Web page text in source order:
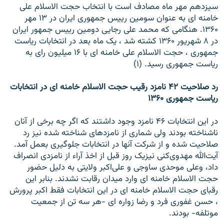
زبان‌های دیگر
سيزدهم مهر ماه مصادف است با انتخاب حجت الاسلام علی
خامنه ای به عنوان سومين رييس جمهوری ايران در ۱۳ مهر
۱۳۶۰. هنگامی که محمد علی رجايی دومين رييس جمهور ايران
در ۸ شهريور ۱۳۶۰ کشته شد ، يک ماه بعد در انتخابات رياست
جمهوری ، حجت الاسلام علی خامنه ای با ۱۶ ميليون رای به
رياست جمهوری رسيد. (۱)
رد صلاحيت ۴۲ نامزد رقيب حجت الاسلام خامنه ای در انتخابات
رياست جمهوری ۱۳۶۰
در اين انتخابات ۴۶ نامزد وجود داشتند که اگر چه برخی از آنان
ناشناخته بودند ولی شماری از نامزدهای شناخته شده نيز رد
صلاحيت شده و از شرکت آنها در انتخابات جلوگيری بعمل آمد.
آيت‌الله مهدوی‌کنی نيزيک روز قبل از اخذ آراء از نامزدی انصراف
داد، وعلی موحدی ساوجی و علی‌اکبر ولايتی به دليل حضور
حجت الاسلام خامنه ای وارد ميدان رقابت نشدند. بنابر اين
رقبای حجت الاسلام خامنه ای در اين انتخابات فقط اکبر پرورش
، حسن غفوری فرد و رضا زواره ای -هر سه تن از جمعيت
موتلفه- بودند.